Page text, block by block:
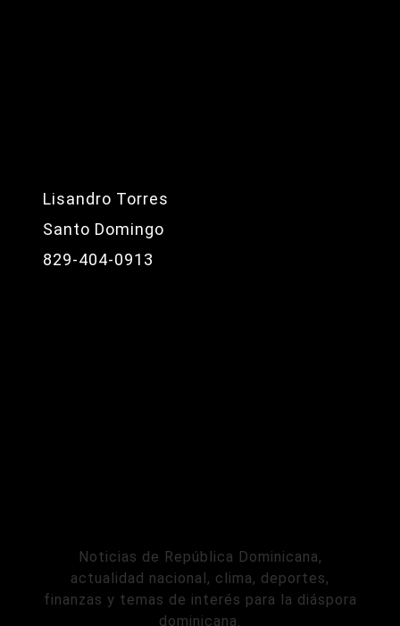
Lisandro Torres
Santo Domingo
829-404-0913
Noticias de República Dominicana,
actualidad nacional, clima, deportes,
finanzas y temas de interés para la diáspora
dominicana.